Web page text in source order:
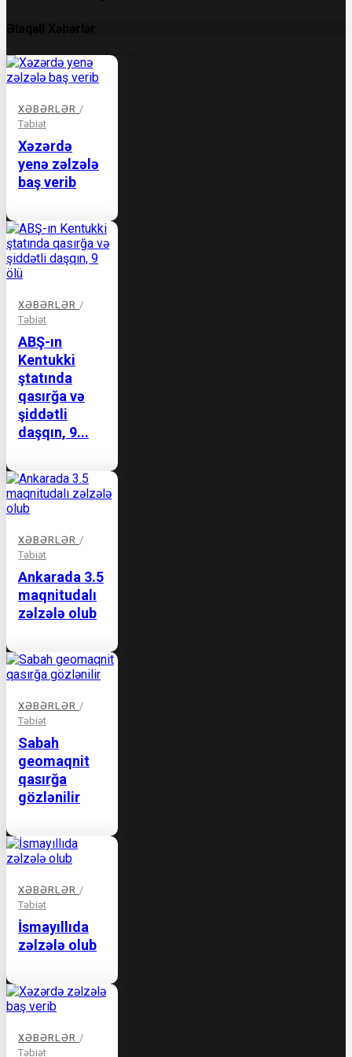
Əlaqəli Xəbərlər
XƏBƏRLƏR /
Təbiət
Xəzərdə
yenə zəlzələ
baş verib
XƏBƏRLƏR /
Təbiət
ABŞ-ın
Kentukki
ştatında
qasırğa və
şiddətli
daşqın, 9...
XƏBƏRLƏR /
Təbiət
Ankarada 3.5
maqnitudalı
zəlzələ olub
XƏBƏRLƏR /
Təbiət
Sabah
geomaqnit
qasırğa
gözlənilir
XƏBƏRLƏR /
Təbiət
İsmayıllıda
zəlzələ olub
XƏBƏRLƏR /
Təbiət